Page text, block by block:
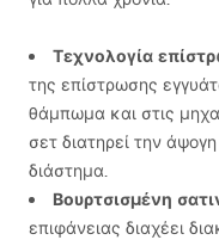
Τεχνολογία
της επίστρωσης
θάμπωμα και στις
σετ διατηρεί την
διάστημα.
Βουρτσισμένη
επιφάνειας διαχέει